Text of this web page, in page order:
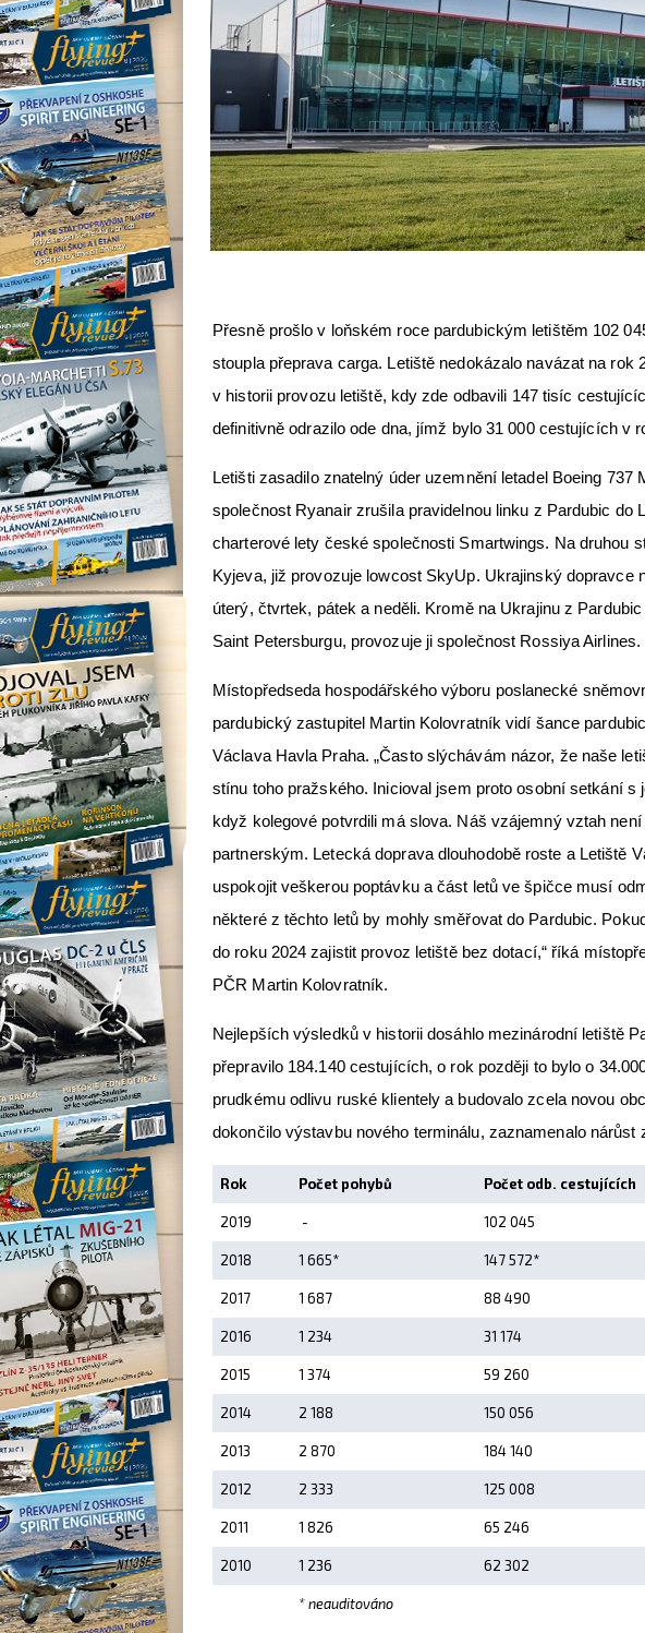
Přesně prošlo v loňském roce pardubickým letištěm 102
stoupla přeprava carga. Letiště nedokázalo navázat na rok
v historii provozu letiště, kdy zde odbavili 147 tisíc
definitivně odrazilo ode dna, jímž bylo 31 000 cestujících v
Letišti zasadilo znatelný úder uzemnění letadel Boeing 737
společnost Ryanair zrušila pravidelnou linku z Pardubic do
charterové lety české společnosti Smartwings. Na druhou
Kyjeva, již provozuje lowcost SkyUp. Ukrajinský dopravce
úterý, čtvrtek, pátek a neděli. Kromě na Ukrajinu z
Saint Petersburgu, provozuje ji společnost Rossiya Airlines.
Místopředseda hospodářského výboru poslanecké
pardubický zastupitel Martin Kolovratník vidí šance
Václava Havla Praha. „Často slýchávám názor, že naše
stínu toho pražského. Inicioval jsem proto osobní setkání s
když kolegové potvrdili má slova. Náš vzájemný vztah
partnerským. Letecká doprava dlouhodobě roste a Letiště
uspokojit veškerou poptávku a část letů ve špičce musí
některé z těchto letů by mohly směřovat do Pardubic.
do roku 2024 zajistit provoz letiště bez dotací,“ říká
PČR Martin Kolovratník.
Nejlepších výsledků v historii dosáhlo mezinárodní letiště
přepravilo 184.140 cestujících, o rok později to bylo o
prudkému odlivu ruské klientely a budovalo zcela novou
dokončilo výstavbu nového terminálu, zaznamenalo
Rok Počet pohybů Počet odb. cestujících
2019 - 102 045
2018 1 665* 147 572*
2017 1 687 88 490
2016 1 234 31 174
2015 1 374 59 260
2014 2 188 150 056
2013 2 870 184 140
2012 2 333 125 008
2011 1 826 65 246
2010 1 236 62 302
* neauditováno